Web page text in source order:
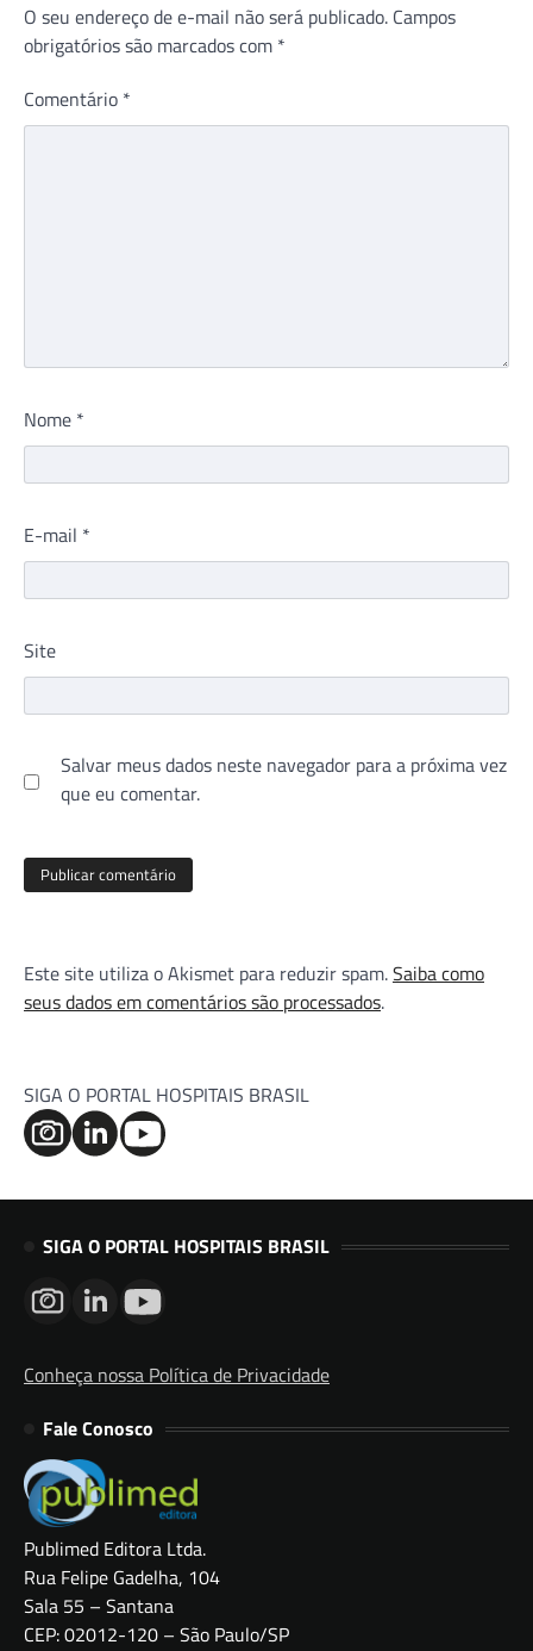
O seu endereço de e-mail não será publicado. Campos
obrigatórios são marcados com *
Comentário *
Nome *
E-mail *
Site
Salvar meus dados neste navegador para a próxima vez
que eu comentar.
Este site utiliza o Akismet para reduzir spam.Saiba como
seus dados em comentários são processados.
SIGA O PORTAL HOSPITAIS BRASIL
SIGA O PORTAL HOSPITAIS BRASIL
Conheça nossa Política de Privacidade
Fale Conosco
Publimed Editora Ltda.
Rua Felipe Gadelha, 104
Sala 55 – Santana
CEP: 02012-120 – São Paulo/SP